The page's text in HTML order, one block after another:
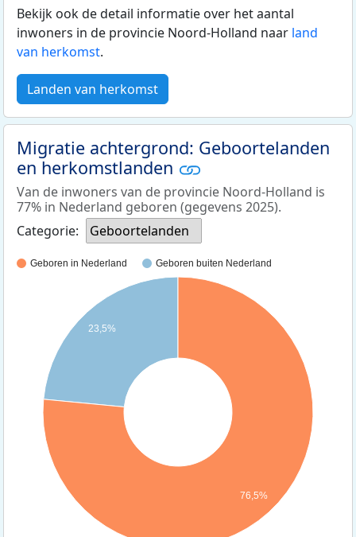
Bekijk ook de detail informatie over het aantal
inwoners in de provincie Noord-Holland naar land
van herkomst.
Landen van herkomst
Migratie achtergrond: Geboortelanden
en herkomstlanden
Van de inwoners van de provincie Noord-Holland is
77% in Nederland geboren (gegevens 2025).
Categorie:
Geboortelanden
Geboren in Nederland Geboren buiten Nederland
23,5%
76,5%